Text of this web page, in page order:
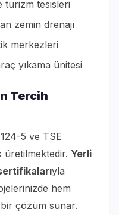
turizm tesisleri
zemin drenajı
merkezleri
yıkama ünitesi
Tercih
5 ve TSE
üretilmektedir. Yerli
yla
hem
çözüm sunar.